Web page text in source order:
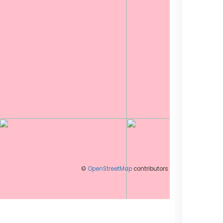
© OpenStreetMap contributors